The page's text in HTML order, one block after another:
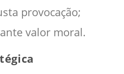
provocação;
valor moral.